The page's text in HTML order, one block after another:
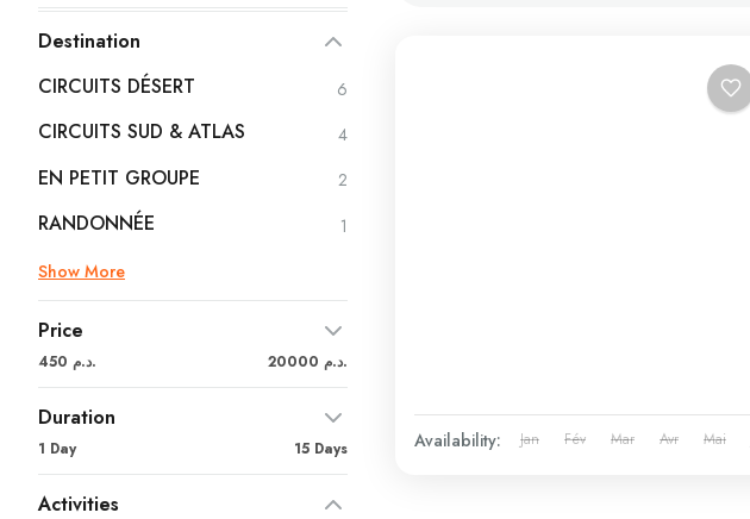
Destination
CIRCUITS DÉSERT
6
CIRCUITS SUD & ATLAS 4
EN PETIT GROUPE 2
RANDONNÉE
1
Show More
Price
450 د.م. 20000 د.م.
Duration
1 Day 15 Days
Activities
Availability: Jan Fév Mar Avr Mai